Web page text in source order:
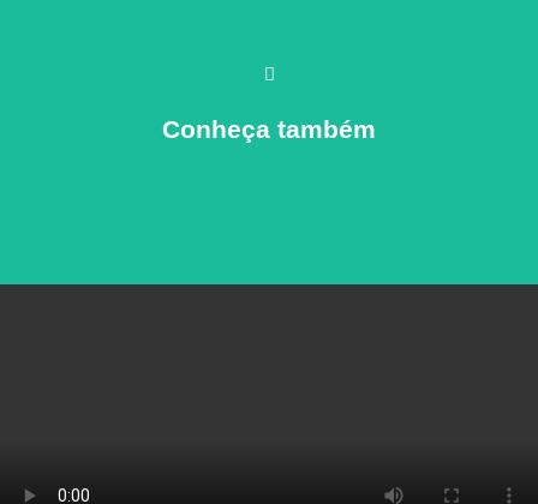
Conheça também